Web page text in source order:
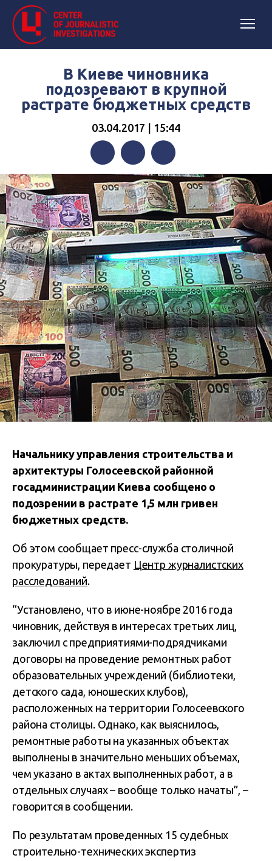
В Киеве чиновника
подозревают в крупной
растрате бюджетных средств
03.04.2017 | 15:44
FacebookTwitterTelegram
Начальнику управления строительства и
архитектуры Голосеевской районной
госадминистрации Киева сообщено о
подозрении в растрате 1,5 млн гривен
бюджетных средств.
Об этом сообщает пресс-служба столичной
прокуратуры, передает Центр журналистских
расследований.
“Установлено, что в июне-ноябре 2016 года
чиновник, действуя в интересах третьих лиц,
заключил с предприятиями-подрядчиками
договоры на проведение ремонтных работ
образовательных учреждений (библиотеки,
детского сада, юношеских клубов),
расположенных на территории Голосеевского
района столицы. Однако, как выяснилось,
ремонтные работы на указанных объектах
выполнены в значительно меньших объемах,
чем указано в актах выполненных работ, а в
отдельных случаях – вообще только начаты”, –
говорится в сообщении.
По результатам проведенных 15 судебных
строительно-технических экспертиз